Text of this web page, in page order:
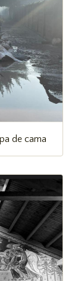
de cama